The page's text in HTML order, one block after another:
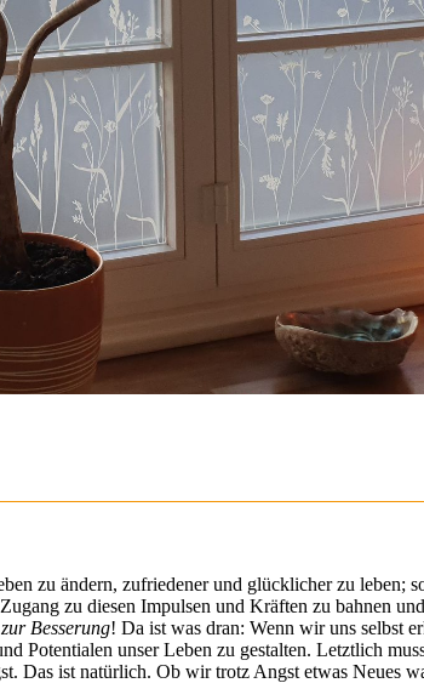
zu ändern, zufriedener und glücklicher zu leben;
zu diesen Impulsen und Kräften zu bahnen
Besserung! Da ist was dran: Wenn wir uns selbst
Potentialen unser Leben zu gestalten. Letztlich
Das ist natürlich. Ob wir trotz Angst etwas Neues